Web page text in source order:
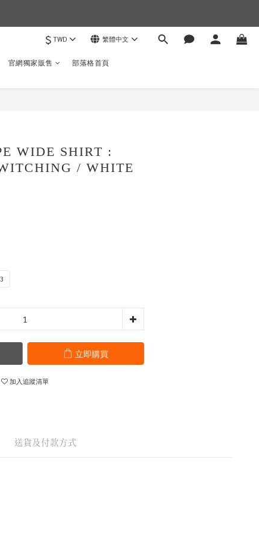
$ TWD 繁體中文
官網獨家販售 部落格首頁
WIDE SHIRT :
/ WHITE
立即購買
加入追蹤清單
送貨及付款方式